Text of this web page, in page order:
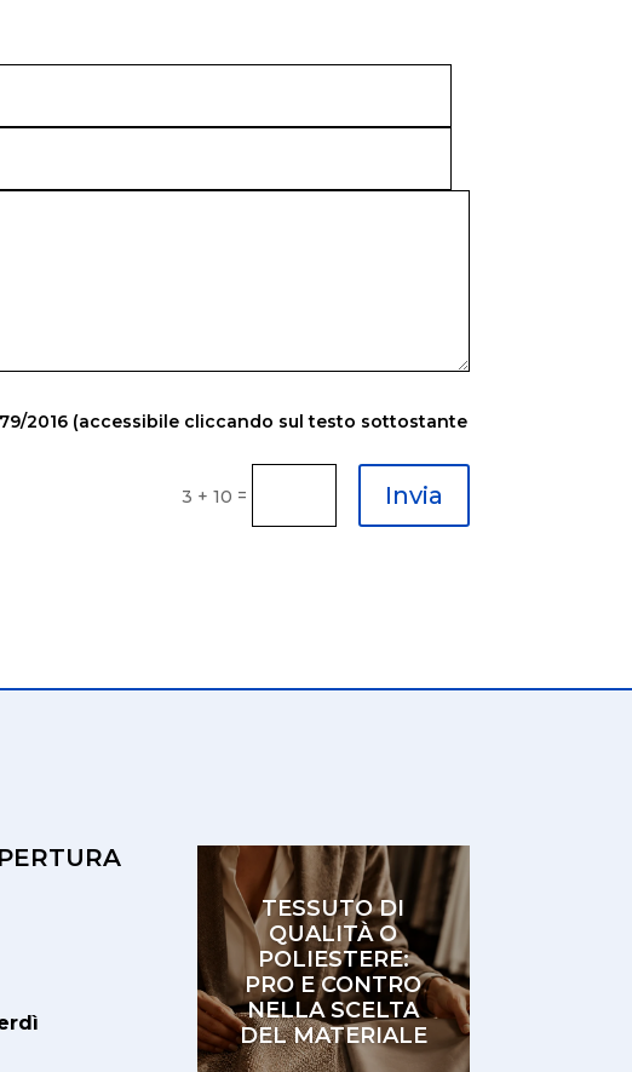
2016 (accessibile cliccando sul testo sottostante
3 + 10 = Invia
TESSUTO DI
QUALITÀ O
POLIESTERE:
PRO E CONTRO
NELLA SCELTA
DEL MATERIALE